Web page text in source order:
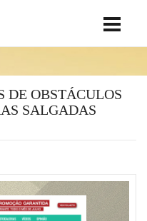
DE OBSTÁCULOS
SALGADAS